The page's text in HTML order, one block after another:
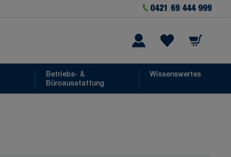
0421 69 444 999
Warenkorb
Betriebs- &
Büroausstattung
Wissenswertes